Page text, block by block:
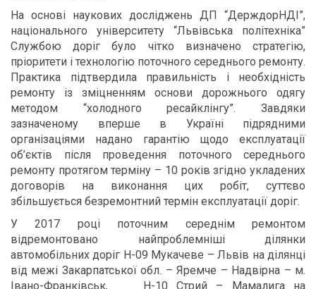
На основі наукових досліджень ДП “ДерждорНДІ”,
національного університету “Львівська політехніка”
Службою доріг було чітко визначено стратегію,
пріоритети і технологію поточного середнього ремонту.
Практика підтвердила правильність і необхідність
ремонту із зміцненням основи дорожнього одягу
методом “холодного ресайклінгу”. Завдяки
зазначеному вперше в Україні підрядними
організаціями надано гарантію щодо експлуатації
об’єктів після проведення поточного середнього
ремонту протягом терміну – 10 років згідно укладених
договорів на виконання цих робіт, суттєво
збільшується безремонтний термін експлуатації доріг.
У 2017 році поточним середнім ремонтом
відремонтовано найпроблемніші ділянки
автомобільних доріг Н-09 Мукачеве – Львів на ділянці
від межі Закарпатської обл. – Яремче – Надвірна – м.
Івано-Франківськ, Н-10 Стрий – Мамалига на